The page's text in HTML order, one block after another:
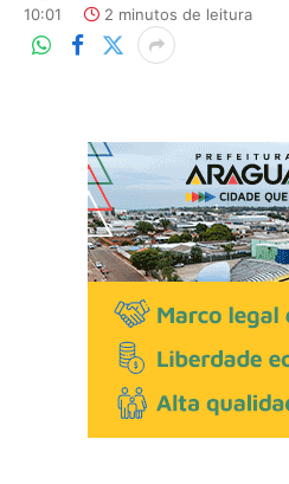
10:01
2 minutos de leitura